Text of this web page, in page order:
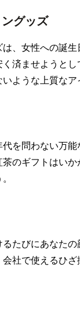
グッズ
、女性への誕
済ませようと
ような上質な
を問わない万
のギフトはい
たびにあなた
社で使えるひ